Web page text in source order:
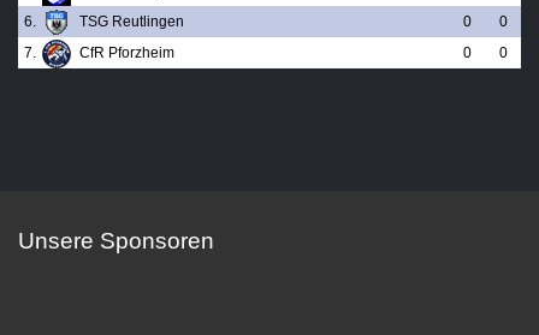
6.
TSG Reutlingen 0
0
7.
CfR Pforzheim 0 0
Unsere Sponsoren